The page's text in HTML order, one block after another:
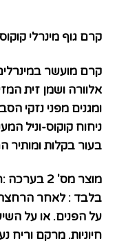
קרם גוף מינרלי קוקוס-
קרם מועשר
אלוורה ושמן זית
ומגנים מפני נזקי
ניחוח קוקוס-וניל
בעור בקלות ומותיר
מוצר מס' 2
בלבד : לאחר הרחצה
על הפנים. או על
חיוניות. מרקם וריח